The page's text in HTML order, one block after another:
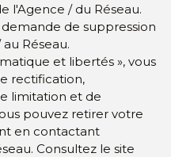
l'Agence / du Réseau.
de suppression
Réseau.
et libertés », vous
rectification,
limitation et de
pouvez retirer votre
en contactant
Consultez le site